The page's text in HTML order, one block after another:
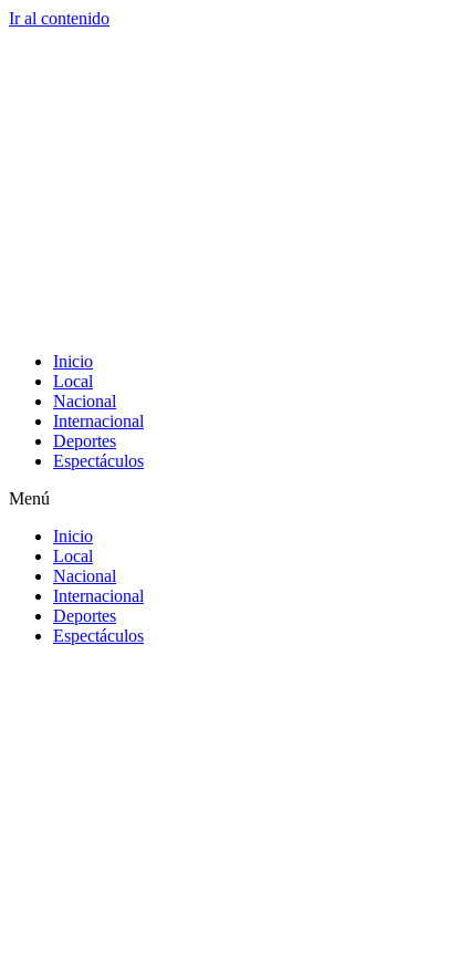
Ir al contenido
Inicio
Local
Nacional
Internacional
Deportes
Espectáculos
Menú
Inicio
Local
Nacional
Internacional
Deportes
Espectáculos